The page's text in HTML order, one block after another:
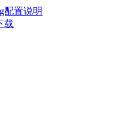
配置说明
载